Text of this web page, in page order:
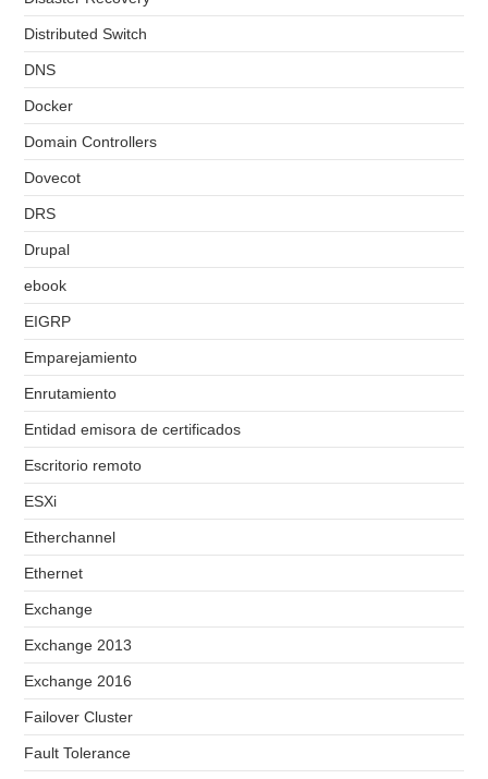
Distributed Switch
DNS
Docker
Domain Controllers
Dovecot
DRS
Drupal
ebook
EIGRP
Emparejamiento
Enrutamiento
Entidad emisora de certificados
Escritorio remoto
ESXi
Etherchannel
Ethernet
Exchange
Exchange 2013
Exchange 2016
Failover Cluster
Fault Tolerance